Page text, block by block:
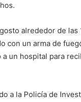
alrededor de las
con un arma de
un hospital para
a la Policía de